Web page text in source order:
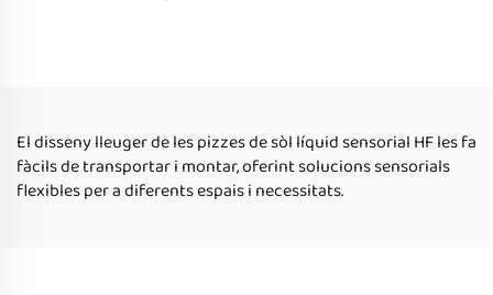
El disseny lleuger de les pizzes de sòl líquid sensorial HF les fa
fàcils de transportar i montar, oferint solucions sensorials
flexibles per a diferents espais i necessitats.